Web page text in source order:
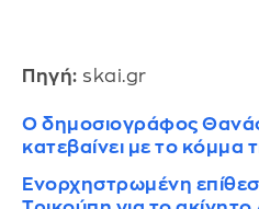
Πηγή: skai.gr
Ο δημοσιογράφος
κατεβαίνει με το κόμμα
Ενορχηστρωμένη